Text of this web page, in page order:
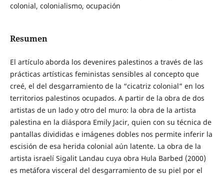
colonial, colonialismo, ocupación
Resumen
El artículo aborda los devenires palestinos a través de las
prácticas artísticas feministas sensibles al concepto que
creé, el del desgarramiento de la “cicatriz colonial” en los
territorios palestinos ocupados. A partir de la obra de dos
artistas de un lado y otro del muro: la obra de la artista
palestina en la diáspora Emily Jacir, quien con su técnica de
pantallas divididas e imágenes dobles nos permite inferir la
escisión de esa herida colonial aún latente. La obra de la
artista israelí Sigalit Landau cuya obra Hula Barbed (2000)
es metáfora visceral del desgarramiento de su piel por el